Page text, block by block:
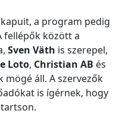
a program pedig
fellépők között a
Sven Väth is szerepel,
Loto, Christian AB és
mögé áll. A szervezők
is ígérnek, hogy